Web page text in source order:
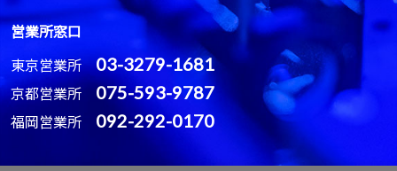
営業所窓口
東京営業所03-3279-1681
京都営業所 075-593-9787
福岡営業所 092-292-0170